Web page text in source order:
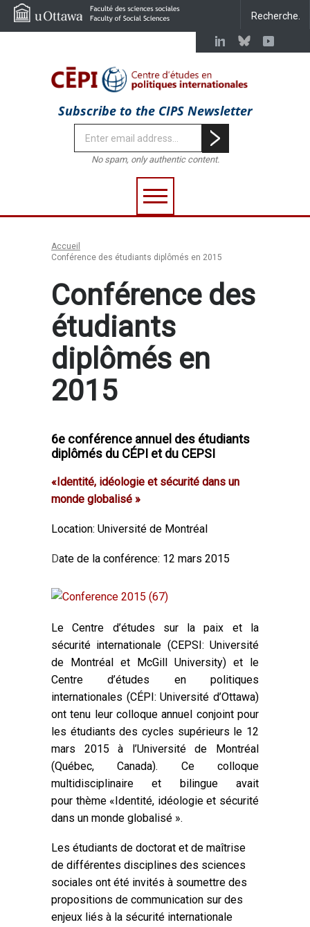
Subscribe to the CIPS Newsletter
No spam, only authentic content.
Accueil
Conférence des étudiants diplômés en 2015
Conférence des
étudiants
diplômés en
2015
6e conférence annuel des étudiants
diplômés du CÉPI et du CEPSI
«Identité, idéologie et sécurité dans un
monde globalisé »
Location: Université de Montréal
Date de la conférence: 12 mars 2015
Le Centre d’études sur la paix et la
sécurité internationale (CEPSI: Université
de Montréal et McGill University) et le
Centre d’études en politiques
internationales (CÉPI: Université d’Ottawa)
ont tenu leur colloque annuel conjoint pour
les étudiants des cycles supérieurs le 12
mars 2015 à l’Université de Montréal
(Québec, Canada). Ce colloque
multidisciplinaire et bilingue avait
pour thème «Identité, idéologie et sécurité
dans un monde globalisé ».
Les étudiants de doctorat et de maîtrise
de différentes disciplines des sciences
sociales ont été invités à soumettre des
propositions de communication sur des
enjeux liés à la sécurité internationale